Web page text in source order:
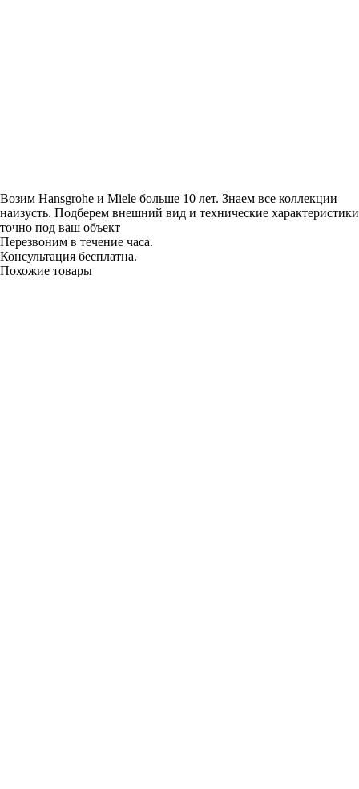
Возим Hansgrohe и Miele больше 10 лет. Знаем все коллекции
наизусть. Подберем внешний вид и технические характеристики
точно под ваш объект
Перезвоним в течение часа.
Консультация бесплатна.
Похожие товары